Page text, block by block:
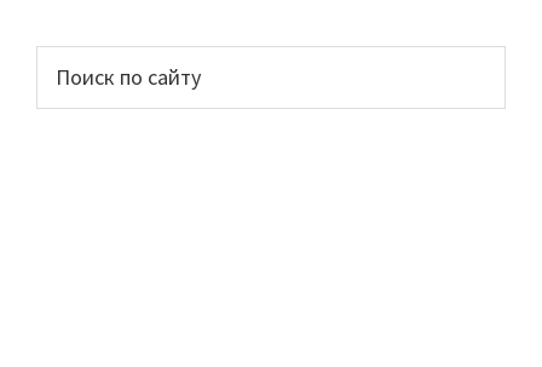
Основной
сайдбар